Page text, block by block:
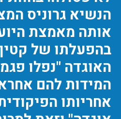
הנשיא גרוניס
אותה מאמצת
בהפעלתו של
האוגדה "נפלו
המידות להם
אחריותו